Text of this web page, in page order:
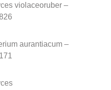
violaceoruber –
aurantiacum –